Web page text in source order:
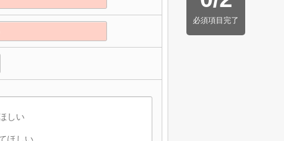
必須項目完了